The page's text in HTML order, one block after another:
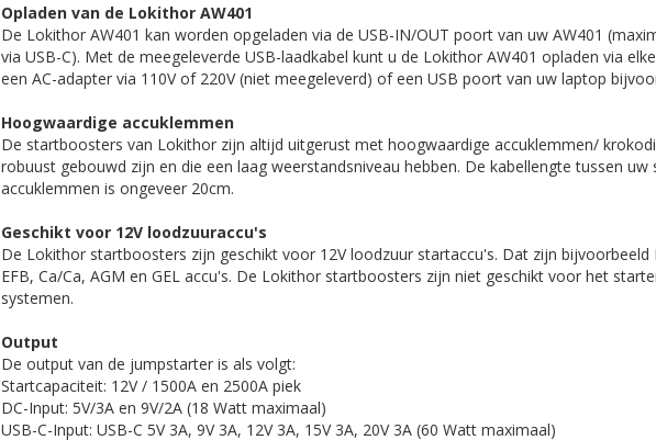
Opladen van de Lokithor AW401
De Lokithor AW401 kan worden opgeladen via de USB-IN/OUT poort van uw AW401
via USB-C). Met de meegeleverde USB-laadkabel kunt u de Lokithor AW401 opladen via
een AC-adapter via 110V of 220V (niet meegeleverd) of een USB poort van uw laptop
Hoogwaardige accuklemmen
De startboosters van Lokithor zijn altijd uitgerust met hoogwaardige accuklemmen/
robuust gebouwd zijn en die een laag weerstandsniveau hebben. De kabellengte tussen
accuklemmen is ongeveer 20cm.
Geschikt voor 12V loodzuuraccu's
De Lokithor startboosters zijn geschikt voor 12V loodzuur startaccu's. Dat zijn bijvoorbeeld
EFB, Ca/Ca, AGM en GEL accu's. De Lokithor startboosters zijn niet geschikt voor het
systemen.
Output
De output van de jumpstarter is als volgt:
Startcapaciteit: 12V / 1500A en 2500A piek
DC-Input: 5V/3A en 9V/2A (18 Watt maximaal)
USB-C-Input: USB-C 5V 3A, 9V 3A, 12V 3A, 15V 3A, 20V 3A (60 Watt maximaal)